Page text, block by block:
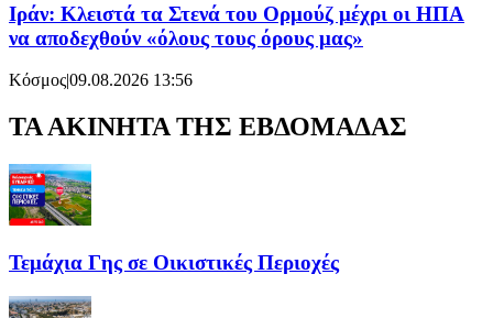
Ιράν: Κλειστά τα Στενά του Ορμούζ μέχρι οι ΗΠΑ
να αποδεχθούν «όλους τους όρους μας»
Κόσμος|09.08.2026 13:56
ΤΑ ΑΚΙΝΗΤΑ ΤΗΣ ΕΒΔΟΜΑΔΑΣ
Τεμάχια Γης σε Οικιστικές Περιοχές